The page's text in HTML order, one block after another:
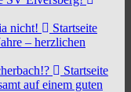
nicht!
Startseite
– herzlichen
Startseite
auf einem guten